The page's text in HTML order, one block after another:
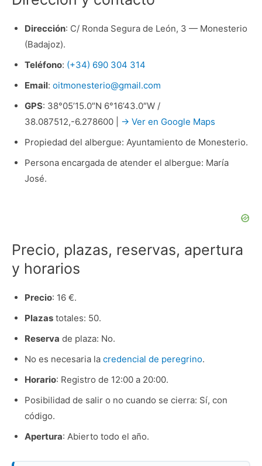
Dirección: C/ Ronda Segura de León, 3 — Monesterio
(Badajoz).
Teléfono: (+34) 690 304 314
Email: oitmonesterio@gmail.com
GPS: 38°05’15.0″N 6°16’43.0″W /
38.087512,-6.278600 | → Ver en Google Maps
Propiedad del albergue: Ayuntamiento de Monesterio.
Persona encargada de atender el albergue: María
José.
Precio, plazas, reservas, apertura
y horarios
Precio: 16 €.
Plazastotales: 50.
Reserva de plaza: No.
No es necesaria la credencial de peregrino.
Horario: Registro de 12:00 a 20:00.
Posibilidad de salir o no cuando se cierra: Sí, con
código.
Apertura: Abierto todo el año.